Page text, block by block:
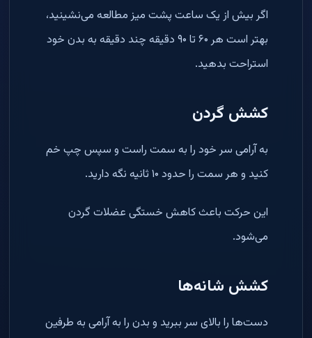
اگر بیش از یک ساعت پشت میز مطالعه می‌نشینید،
بهتر است هر ۶۰ تا ۹۰ دقیقه چند دقیقه به بدن خود
استراحت بدهید.
کشش گردن
به آرامی سر خود را به سمت راست و سپس چپ خم
کنید و هر سمت را حدود ۱۰ ثانیه نگه دارید.
این حرکت باعث کاهش خستگی عضلات گردن
می‌شود.
کشش شانه‌ها
دست‌ها را بالای سر ببرید و بدن را به آرامی به طرفین